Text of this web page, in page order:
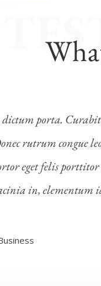
dictum porta.
rutrum congue
eget felis
in, elementum